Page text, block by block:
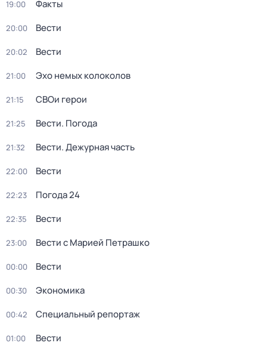
19:00 Факты
20:00 Вести
20:02 Вести
21:00 Эхо немых колоколов
21:15 СВОи герои
21:25 Вести. Погода
21:32 Вести. Дежурная часть
22:00 Вести
22:23 Погода 24
22:35 Вести
23:00 Вести с Марией Петрашко
00:00 Вести
00:30 Экономика
00:42 Специальный репортаж
01:00 Вести